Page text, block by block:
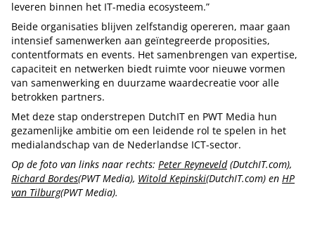
leveren binnen het IT-media ecosysteem.”
Beide organisaties blijven zelfstandig opereren, maar gaan
intensief samenwerken aan geïntegreerde proposities,
contentformats en events. Het samenbrengen van expertise,
capaciteit en netwerken biedt ruimte voor nieuwe vormen
van samenwerking en duurzame waardecreatie voor alle
betrokken partners.
Met deze stap onderstrepen DutchIT en PWT Media hun
gezamenlijke ambitie om een leidende rol te spelen in het
medialandschap van de Nederlandse ICT-sector.
Op de foto van links naar rechts: Peter Reyneveld(DutchIT.com),
Richard Bordes(PWT Media), Witold Kepinski(DutchIT.com) en HP
van Tilburg(PWT Media).